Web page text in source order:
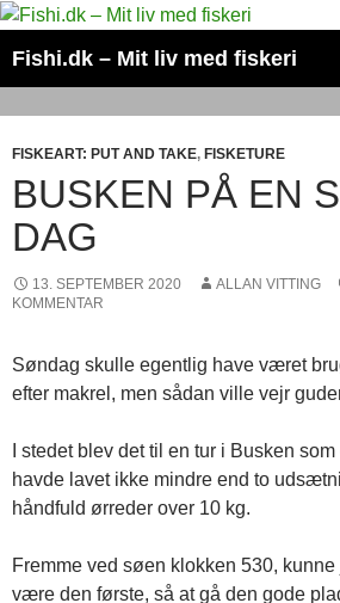
Hop
indhold
Fishi.dk – Mit liv med fiskeri
FISKEART: PUT AND TAKE, FISKETURE
BUSKEN PÅ EN
DAG
13. SEPTEMBER 2020 ALLAN VITTING
KOMMENTAR
Søndag skulle egentlig have været
efter makrel, men sådan ville vejr
I stedet blev det til en tur i Busken
havde lavet ikke mindre end to
håndfuld ørreder over 10 kg.
Fremme ved søen klokken 530,
være den første, så at gå den gode